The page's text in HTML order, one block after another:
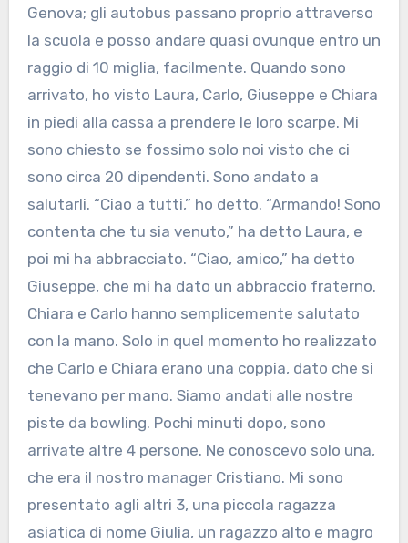
Genova; gli autobus passano proprio attraverso
la scuola e posso andare quasi ovunque entro un
raggio di 10 miglia, facilmente. Quando sono
arrivato, ho visto Laura, Carlo, Giuseppe e Chiara
in piedi alla cassa a prendere le loro scarpe. Mi
sono chiesto se fossimo solo noi visto che ci
sono circa 20 dipendenti. Sono andato a
salutarli. “Ciao a tutti,” ho detto. “Armando! Sono
contenta che tu sia venuto,” ha detto Laura, e
poi mi ha abbracciato. “Ciao, amico,” ha detto
Giuseppe, che mi ha dato un abbraccio fraterno.
Chiara e Carlo hanno semplicemente salutato
con la mano. Solo in quel momento ho realizzato
che Carlo e Chiara erano una coppia, dato che si
tenevano per mano. Siamo andati alle nostre
piste da bowling. Pochi minuti dopo, sono
arrivate altre 4 persone. Ne conoscevo solo una,
che era il nostro manager Cristiano. Mi sono
presentato agli altri 3, una piccola ragazza
asiatica di nome Giulia, un ragazzo alto e magro